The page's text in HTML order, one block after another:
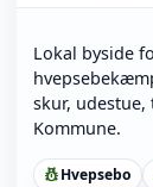
Lokal byside
skur,
Kommune.
pest_controlHvepsebo